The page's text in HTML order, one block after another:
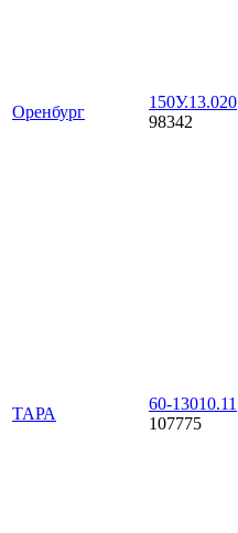
Оренбург
150У.13.020
98342
ТАРА
60-13010.11
107775